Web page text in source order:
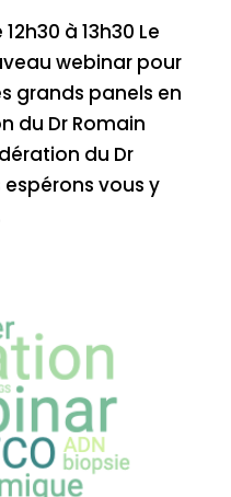
à 13h30 Le
webinar pour
grands panels en
du Dr Romain
du Dr
vous y